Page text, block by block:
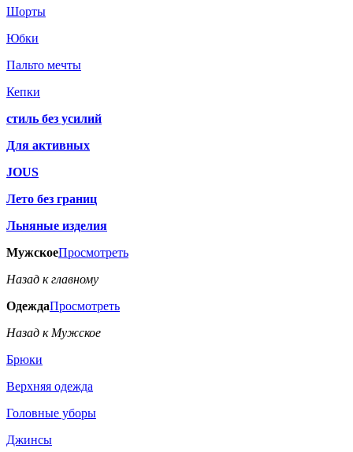
Шорты
Юбки
Пальто мечты
Кепки
стиль без усилий
Для активных
JOUS
Лето без границ
Льняные изделия
МужскоеПросмотреть
Назад к главному
ОдеждаПросмотреть
Назад к Мужское
Брюки
Верхняя одежда
Головные уборы
Джинсы